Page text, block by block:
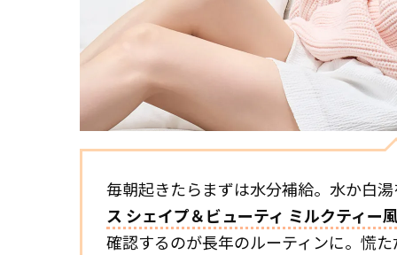
毎朝起きたらまずは水分補給。水か白
ス シェイプ＆ビューティ ミルクティー
確認するのが長年のルーティンに。慌